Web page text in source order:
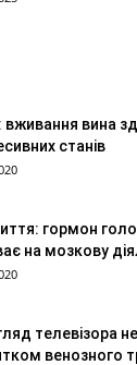
вживання вина
станів
гормон
на мозкову
телевізора
венозного